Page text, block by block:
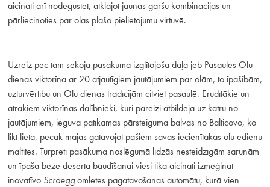
aicināti arī nodegustēt, atklājot jaunas garšu kombinācijas un
pārliecinoties par olas plašo pielietojumu virtuvē.
Uzreiz pēc tam sekoja pasākuma izglītojošā daļa jeb Pasaules Olu
dienas viktorīna ar 20 atjautīgiem jautājumiem par olām, to īpašībām,
uzturvērtību un Olu dienas tradīcijām citviet pasaulē. Erudītākie un
ātrākiem viktorīnas dalībnieki, kuri pareizi atbildēja uz katru no
jautājumiem, ieguva patīkamas pārsteiguma balvas no Balticovo, ko
likt lietā, pēcāk mājās gatavojot pašiem savas iecienītākās olu ēdienu
maltītes. Turpretī pasākuma noslēgumā līdzās nesteidzīgām sarunām
un īpašā bezē deserta baudīšanai viesi tika aicināti izmēģināt
inovatīvo Scraeggomletes pagatavošanas automātu, kurā vien